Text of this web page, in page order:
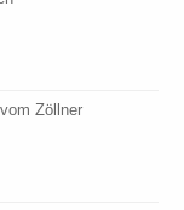
Zöllner